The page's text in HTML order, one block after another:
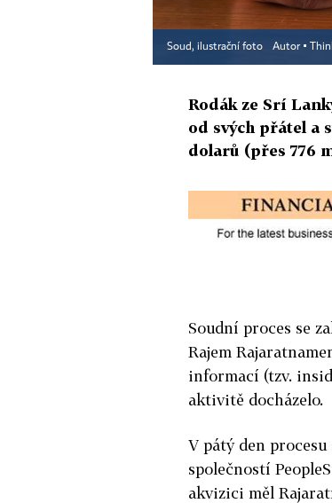
Soud, ilustrační foto Autor ▪
Rodák ze Srí
od svých přátel a
dolarů (přes 776
Soudní proces se
Rajem
informací (tzv.
aktivitě docházelo.
V pátý den
společností
akvizici měl